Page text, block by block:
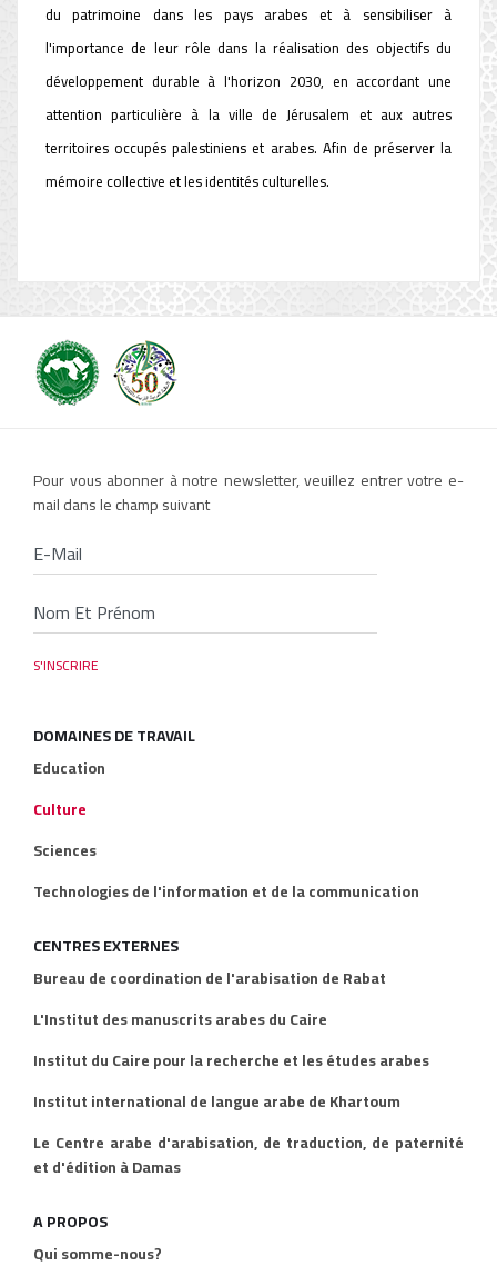
du patrimoine dans les pays arabes et à sensibiliser à
l'importance de leur rôle dans la réalisation des objectifs du
développement durable à l'horizon 2030, en accordant une
attention particulière à la ville de Jérusalem et aux autres
territoires occupés palestiniens et arabes. Afin de préserver la
mémoire collective et les identités culturelles.
Pour vous abonner à notre newsletter, veuillez entrer votre e-
mail dans le champ suivant
DOMAINES DE TRAVAIL
Education
Culture
Sciences
Technologies de l'information et de la communication
CENTRES EXTERNES
Bureau de coordination de l'arabisation de Rabat
L'Institut des manuscrits arabes du Caire
Institut du Caire pour la recherche et les études arabes
Institut international de langue arabe de Khartoum
Le Centre arabe d'arabisation, de traduction, de paternité
et d'édition à Damas
A PROPOS
Qui somme-nous?